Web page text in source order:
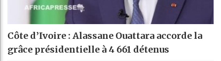
Côte d’Ivoire : Alassane Ouattara accorde la
grâce présidentielle à 4 661 détenus